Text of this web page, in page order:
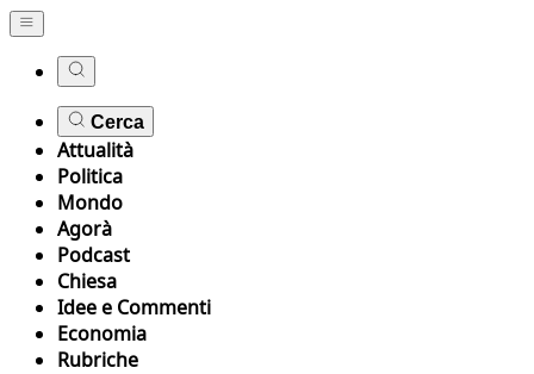
Cerca
Attualità
Politica
Mondo
Agorà
Podcast
Chiesa
Idee e Commenti
Economia
Rubriche